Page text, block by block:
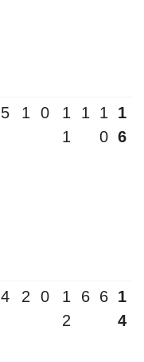
5 1 0
1
1
1
1
0
1
6
4 2 0
1
2
6 6
1
4